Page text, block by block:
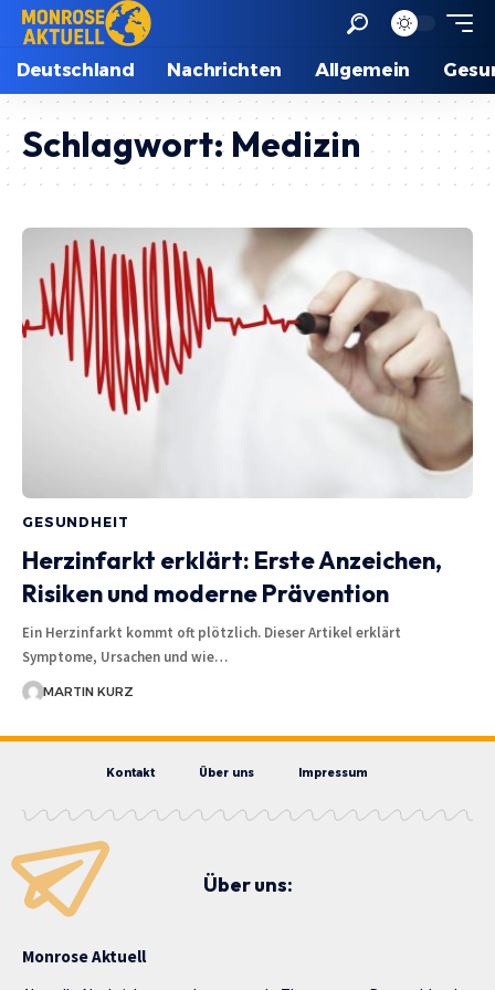
Deutschland Nachrichten Allgemein
Schlagwort: Medizin
GESUNDHEIT
Herzinfarkt erklärt: Erste Anzeichen,
Risiken und moderne Prävention
Ein Herzinfarkt kommt oft plötzlich. Dieser Artikel erklärt
Symptome, Ursachen und wie…
MARTIN KURZ
Kontakt Über uns Impressum
Über uns:
Monrose Aktuell